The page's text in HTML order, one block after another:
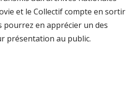
et le Collectif compte en sortir
pourrez en apprécier un des
présentation au public.